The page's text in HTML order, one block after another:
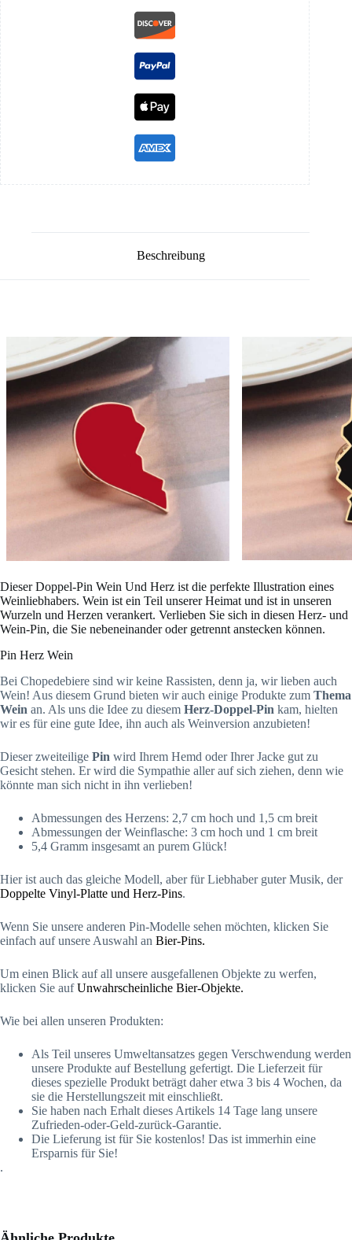
Beschreibung
Dieser Doppel-Pin Wein Und Herz ist die perfekte Illustration eines
Weinliebhabers. Wein ist ein Teil unserer Heimat und ist in unseren
Wurzeln und Herzen verankert. Verlieben Sie sich in diesen Herz- und
Wein-Pin, die Sie nebeneinander oder getrennt anstecken können.
Pin Herz Wein
Bei Chopedebiere sind wir keine Rassisten, denn ja, wir lieben auch
Wein! Aus diesem Grund bieten wir auch einige Produkte zum Thema
Wein an. Als uns die Idee zu diesem Herz-Doppel-Pin kam, hielten
wir es für eine gute Idee, ihn auch als Weinversion anzubieten!
Dieser zweiteilige Pin wird Ihrem Hemd oder Ihrer Jacke gut zu
Gesicht stehen. Er wird die Sympathie aller auf sich ziehen, denn wie
könnte man sich nicht in ihn verlieben!
Abmessungen des Herzens: 2,7 cm hoch und 1,5 cm breit
Abmessungen der Weinflasche: 3 cm hoch und 1 cm breit
5,4 Gramm insgesamt an purem Glück!
Hier ist auch das gleiche Modell, aber für Liebhaber guter Musik, der
Doppelte Vinyl-Platte und Herz-Pins.
Wenn Sie unsere anderen Pin-Modelle sehen möchten, klicken Sie
einfach auf unsere Auswahl an Bier-Pins.
Um einen Blick auf all unsere ausgefallenen Objekte zu werfen,
klicken Sie aufUnwahrscheinliche Bier-Objekte.
Wie bei allen unseren Produkten:
Als Teil unseres Umweltansatzes gegen Verschwendung werden
unsere Produkte auf Bestellung gefertigt. Die Lieferzeit für
dieses spezielle Produkt beträgt daher etwa 3 bis 4 Wochen, da
sie die Herstellungszeit mit einschließt.
Sie haben nach Erhalt dieses Artikels 14 Tage lang unsere
Zufrieden-oder-Geld-zurück-Garantie.
Die Lieferung ist für Sie kostenlos! Das ist immerhin eine
Ersparnis für Sie!
.